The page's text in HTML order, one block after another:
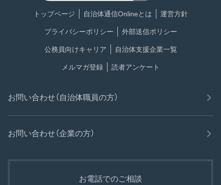
トップページ 自治体通信Onlineとは 運営方針
プライバシーポリシー 外部送信ポリシー
公務員向けキャリア 自治体支援企業一覧
メルマガ登録 読者アンケート
お問い合わせ（自治体職員の方）
お問い合わせ（企業の方）
お電話でのご相談